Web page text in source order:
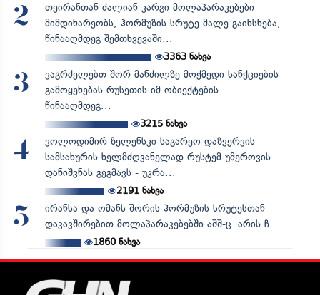
2
თეირანთან ძალიან კარგი მოლაპარაკებები
მიმდინარეობს, ჰორმუზის სრუტე მალე გაიხსნება,
წინააღმდეგ შემთხვევაში...
3363ნახვა
3
ვაგრძელებთ შორ მანძილზე მოქმედი სანქციების
გამოყენებას რუსეთის იმ ობიექტების
წინააღმდეგ...
3215ნახვა
4
ვოლოდიმირ ზელენსკი საგარეო დაზვერვის
სამსახურის ხელმძღვანელად რუსტემ უმეროვის
დანიშვნას გეგმავს - უკრა...
2191ნახვა
5
ირანსა და ომანს შორის ჰორმუზის სრუტესთან
დაკავშირებით მოლაპარაკებებში აშშ-ც არის ჩ...
1860ნახვა